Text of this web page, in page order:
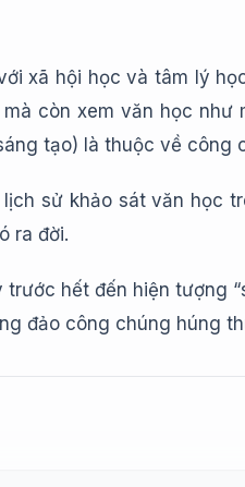
xã hội học và tâm lý
còn xem văn học
tạo) là thuộc về công
sử khảo sát văn học
ra đời.
trước hết đến hiện tượng
đảo công chúng húng